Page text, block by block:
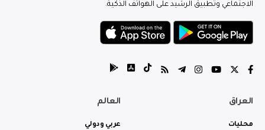
الاجتماعي وتطبيق الرشيد على الهواتف الذكية.
العراق
محليات
العالم
عربي ودولي